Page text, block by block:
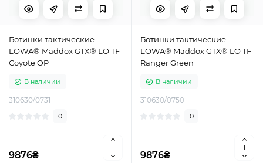
Ботинки тактические
LOWA® Maddox GTX® LO TF
Coyote OP
В наличии
310630/0731
0
9876₴
Ботинки тактические
LOWA® Maddox GTX® LO TF
Ranger Green
В наличии
310630/0750
0
9876₴